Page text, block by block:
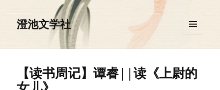
澄池文学社
挂件
【读书周记】谭睿||读《上尉的